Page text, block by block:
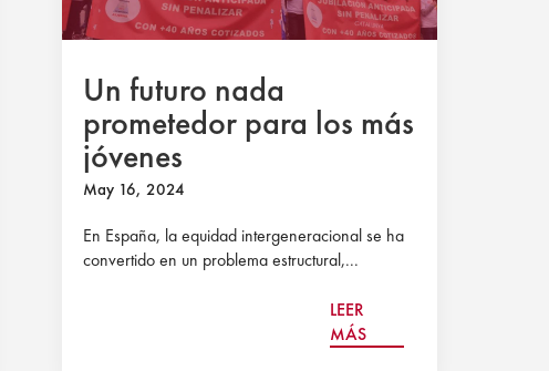
Un futuro nada
prometedor para los más
jóvenes
May 16, 2024
En España, la equidad intergeneracional se ha
convertido en un problema estructural,...
LEER
MÁS